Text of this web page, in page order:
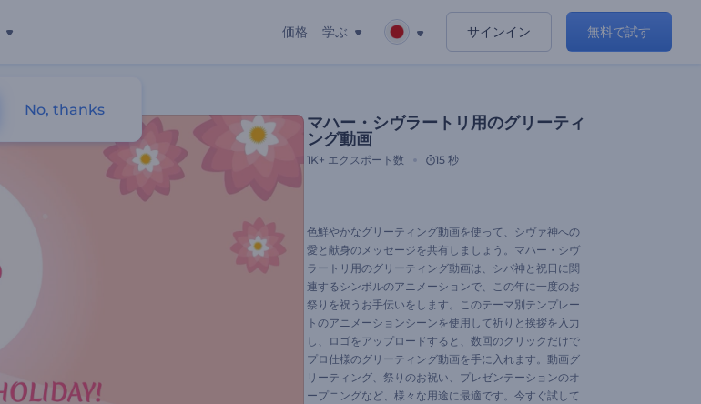
価格 学ぶ サインイン 無料で試す
マハー・シヴラートリ用のグリーティ
ング動画
1K+ エクスポート数 15 秒
色鮮やかなグリーティング動画を使って、シヴァ神への
愛と献身のメッセージを共有しましょう。マハー・シヴ
ラートリ用のグリーティング動画は、シバ神と祝日に関
連するシンボルのアニメーションで、この年に一度のお
祭りを祝うお手伝いをします。このテーマ別テンプレー
トのアニメーションシーンを使用して祈りと挨拶を入力
し、ロゴをアップロードすると、数回のクリックだけで
プロ仕様のグリーティング動画を手に入れます。動画グ
リーティング、祭りのお祝い、プレゼンテーションのオ
ープニングなど、様々な用途に最適です。今すぐ試して
No, thanks